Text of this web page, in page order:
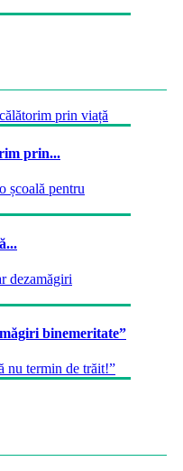
prin...
binemeritate”